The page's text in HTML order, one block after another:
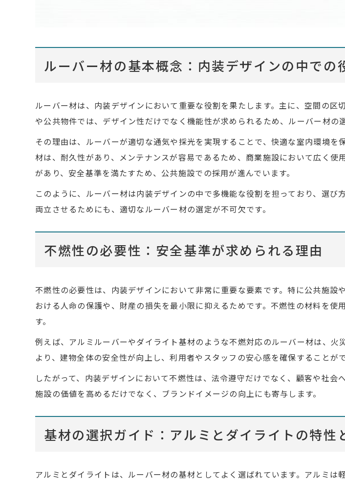
ルーバー材の基本概念：内装デザインの中での
ルーバー材は、内装デザインにおいて重要な役割を果たします。主に、空間の
や公共物件では、デザイン性だけでなく機能性が求められるため、ルーバー材の
その理由は、ルーバーが適切な通気や採光を実現することで、快適な室内環境
材は、耐久性があり、メンテナンスが容易であるため、商業施設において広く
があり、安全基準を満たすため、公共施設での採用が進んでいます。
このように、ルーバー材は内装デザインの中で多機能な役割を担っており、選
両立させるためにも、適切なルーバー材の選定が不可欠です。
不燃性の必要性：安全基準が求められる理由
不燃性の必要性は、内装デザインにおいて非常に重要な要素です。特に公共施
おける人命の保護や、財産の損失を最小限に抑えるためです。不燃性の材料を
す。
例えば、アルミルーバーやダイライト基材のような不燃対応のルーバー材は、
より、建物全体の安全性が向上し、利用者やスタッフの安心感を確保することがで
したがって、内装デザインにおいて不燃性は、法令遵守だけでなく、顧客や社会
施設の価値を高めるだけでなく、ブランドイメージの向上にも寄与します。
基材の選択ガイド：アルミとダイライトの特性
アルミとダイライトは、ルーバー材の基材としてよく選ばれています。アルミ